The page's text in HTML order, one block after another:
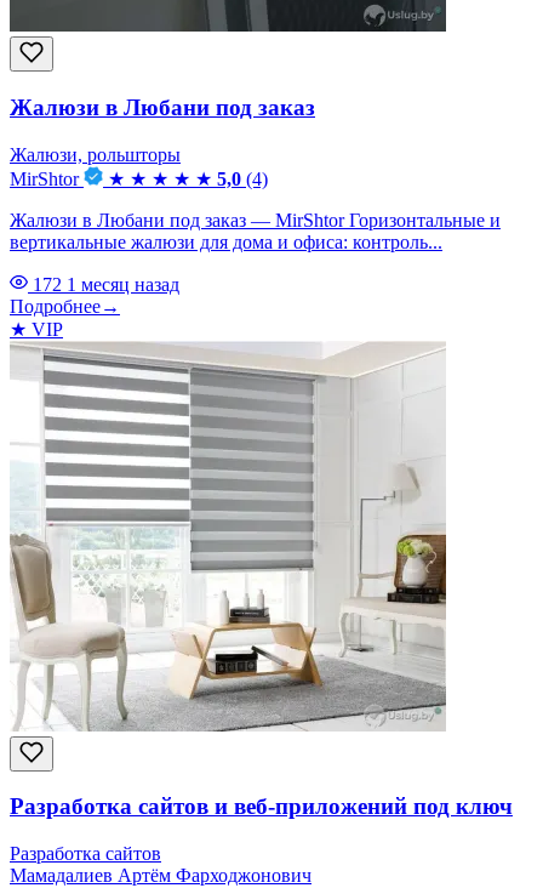
Жалюзи в Любани под заказ
Жалюзи, рольшторы
MirShtor
★ ★ ★ ★ ★ 5,0 (4)
Жалюзи в Любани под заказ — MirShtor Горизонтальные и
вертикальные жалюзи для дома и офиса: контроль...
172 1 месяц назад
Подробнее→
★ VIP
Разработка сайтов и веб-приложений под ключ
Разработка сайтов
Мамадалиев Артём Фарходжонович